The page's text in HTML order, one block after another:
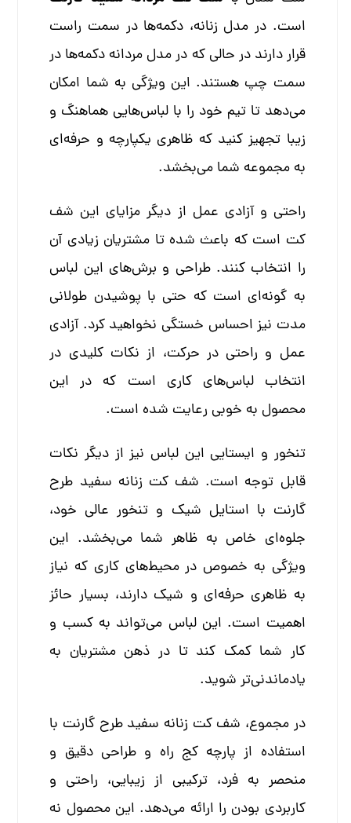
است. در مدل زنانه، دکمه‌ها در سمت راست
قرار دارند در حالی که در مدل مردانه دکمه‌ها در
سمت چپ هستند. این ویژگی به شما امکان
می‌دهد تا تیم خود را با لباس‌هایی هماهنگ و
زیبا تجهیز کنید که ظاهری یکپارچه و حرفه‌ای
به مجموعه شما می‌بخشد.
راحتی و آزادی عمل از دیگر مزایای این شف
کت است که باعث شده تا مشتریان زیادی آن
را انتخاب کنند. طراحی و برش‌های این لباس
به گونه‌ای است که حتی با پوشیدن طولانی
مدت نیز احساس خستگی نخواهید کرد. آزادی
عمل و راحتی در حرکت، از نکات کلیدی در
انتخاب لباس‌های کاری است که در این
محصول به خوبی رعایت شده است.
تنخور و ایستایی این لباس نیز از دیگر نکات
قابل توجه است. شف کت زنانه سفید طرح
گارنت با استایل شیک و تنخور عالی خود،
جلوه‌ای خاص به ظاهر شما می‌بخشد. این
ویژگی به خصوص در محیط‌های کاری که نیاز
به ظاهری حرفه‌ای و شیک دارند، بسیار حائز
اهمیت است. این لباس می‌تواند به کسب و
کار شما کمک کند تا در ذهن مشتریان به
یادماندنی‌تر شوید.
در مجموع، شف کت زنانه سفید طرح گارنت با
استفاده از پارچه کج راه و طراحی دقیق و
منحصر به فرد، ترکیبی از زیبایی، راحتی و
کاربردی بودن را ارائه می‌دهد. این محصول نه